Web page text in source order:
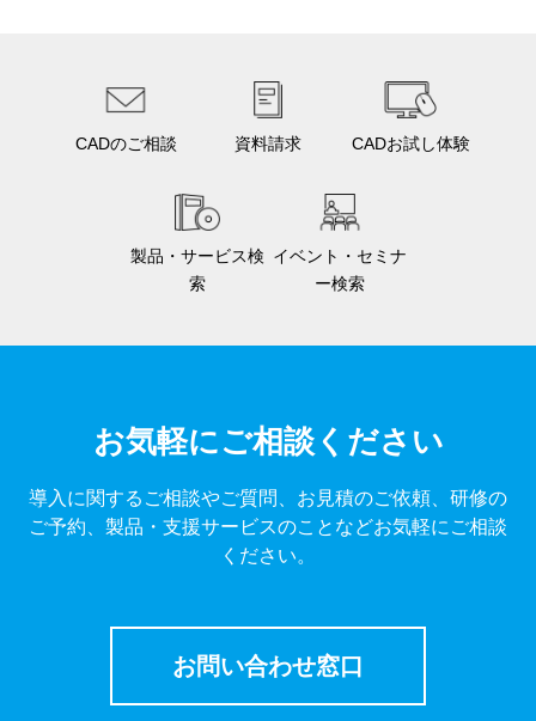
CADのご相談 資料請求 CADお試し体験
製品・サービス検
索
イベント・セミナ
ー検索
お気軽にご相談ください
導入に関するご相談やご質問、お見積のご依頼、研修の
ご予約、製品・支援サービスのことなどお気軽にご相談
ください。
お問い合わせ窓口